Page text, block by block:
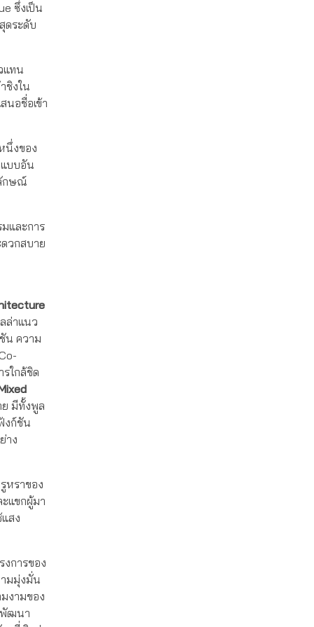
ซึ่งเป็น
ดระดับ
แทน
ชิงใน
นอชื่อเข้า
นึ่งของ
บบอัน
กษณ์
และการ
วกสบาย
ล่าแนว
น ความ
ใกล้ชิด
ย มีทั้งพูล
งก์ชัน
าง
หราของ
แขกผู้มา
สง
งการของ
ามมุ่งมั่น
งามของ
พัฒนา